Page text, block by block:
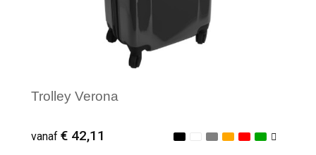
Trolley Verona
vanaf € 42,11